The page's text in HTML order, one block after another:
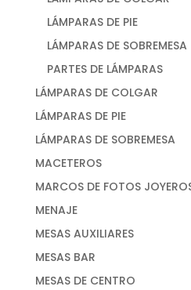
LÁMPARAS DE PIE
LÁMPARAS DE SOBREMESA
PARTES DE LÁMPARAS
LÁMPARAS DE COLGAR
LÁMPARAS DE PIE
LÁMPARAS DE SOBREMESA
MACETEROS
MARCOS DE FOTOS
MENAJE
MESAS AUXILIARES
MESAS BAR
MESAS DE CENTRO